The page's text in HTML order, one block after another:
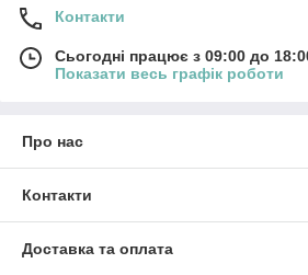
Контакти
Сьогодні працює з 09:00 до
Показати весь графік роботи
Про нас
Контакти
Доставка та оплата